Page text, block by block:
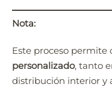
Nota:
Este proceso permite
personalizado, tanto
distribución interior y